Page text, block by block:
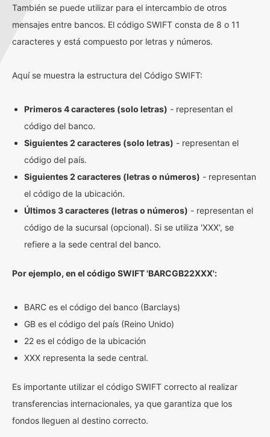
También se puede utilizar para el intercambio de otros
mensajes entre bancos. El código SWIFT consta de 8 o 11
caracteres y está compuesto por letras y números.
Aquí se muestra la estructura del Código SWIFT:
Primeros 4 caracteres (solo letras) - representan el
código del banco.
Siguientes 2 caracteres (solo letras) - representan el
código del país.
Siguientes 2 caracteres (letras o números) - representan
el código de la ubicación.
Últimos 3 caracteres (letras o números) - representan el
código de la sucursal (opcional). Si se utiliza 'XXX', se
refiere a la sede central del banco.
Por ejemplo, en el código SWIFT 'BARCGB22XXX':
BARC es el código del banco (Barclays)
GB es el código del país (Reino Unido)
22 es el código de la ubicación
XXX representa la sede central.
Es importante utilizar el código SWIFT correcto al realizar
transferencias internacionales, ya que garantiza que los
fondos lleguen al destino correcto.